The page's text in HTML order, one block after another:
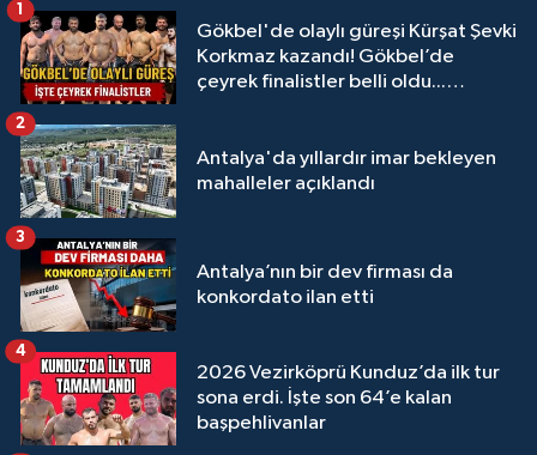
Gökbel'de olaylı güreşi Kürşat Şevki
Korkmaz kazandı! Gökbel’de
çeyrek finalistler belli oldu...
1
Antalya'da yıllardır imar bekleyen
mahalleler açıklandı
2
Antalya’nın bir dev firması da
konkordato ilan etti
3
2026 Vezirköprü Kunduz’da ilk tur
sona erdi. İşte son 64’e kalan
başpehlivanlar
4